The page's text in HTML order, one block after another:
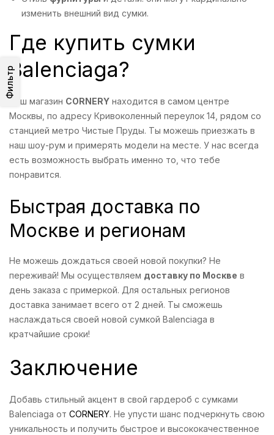
Фильтр
изменить внешний вид сумки.
Где купить сумки
Balenciaga?
Наш магазин CORNERY находится в самом центре
Москвы, по адресу Кривоколенный переулок 14, рядом со
станцией метро Чистые Пруды. Ты можешь приезжать в
наш шоу-рум и примерять модели на месте. У нас всегда
есть возможность выбрать именно то, что тебе
понравится.
Быстрая доставка по
Москве и регионам
Не можешь дождаться своей новой покупки? Не
переживай! Мы осуществляем доставку по Москве в
день заказа с примеркой. Для остальных регионов
доставка занимает всего от 2 дней. Ты сможешь
наслаждаться своей новой сумкой Balenciaga в
кратчайшие сроки!
Заключение
Добавь стильный акцент в свой гардероб с сумками
Balenciaga от CORNERY. Не упусти шанс подчеркнуть свою
уникальность и получить быстрое и высококачественное